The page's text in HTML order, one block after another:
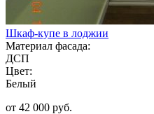
Шкаф-купе в лоджии
Материал фасада:
ДСП
Цвет:
Белый
от 42 000 руб.